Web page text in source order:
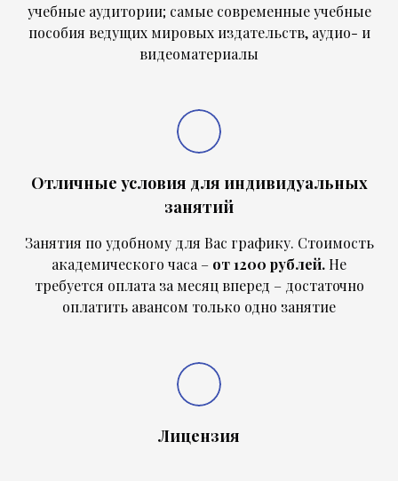
учебные аудитории; самые современные учебные
пособия ведущих мировых издательств, аудио- и
видеоматериалы
Отличные условия для индивидуальных
занятий
Занятия по удобному для Вас графику. Стоимость
академического часа – от 1200 рублей. Не
требуется оплата за месяц вперед – достаточно
оплатить авансом только одно занятие
Лицензия